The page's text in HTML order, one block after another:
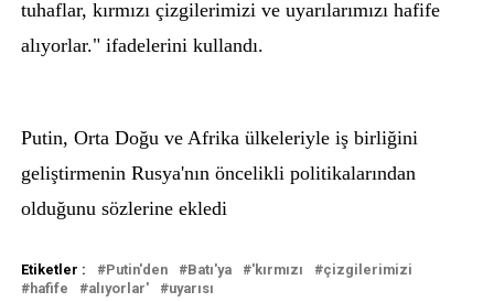
tuhaflar, kırmızı çizgilerimizi ve uyarılarımızı hafife
alıyorlar." ifadelerini kullandı.
Putin, Orta Doğu ve Afrika ülkeleriyle iş birliğini
geliştirmenin Rusya'nın öncelikli politikalarından
olduğunu sözlerine ekledi
Etiketler : Putin'den Batı'ya 'kırmızı
çizgilerimizi
hafife
alıyorlar' uyarısı